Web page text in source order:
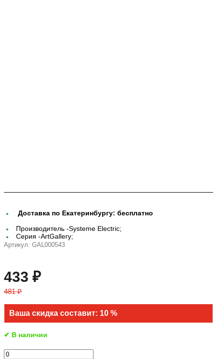
Доставка по Екатеринбургу: бесплатно
Производитель -Systeme Electric;
Серия -ArtGallery;
Артикул: GAL000543
433 ₽
481 ₽
Ваша скидка составит: 10 %
✔ В наличии